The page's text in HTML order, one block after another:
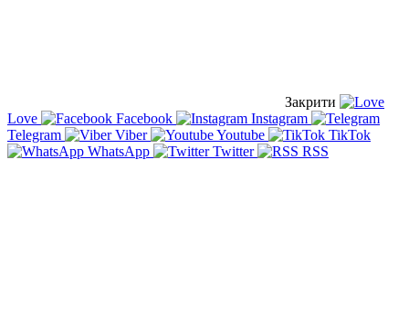
Закрити
Love
Facebook
Instagram
Telegram
Viber Youtube
TikTok
WhatsApp
Twitter RSS